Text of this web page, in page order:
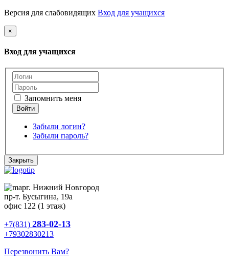
Версия для слабовидящих Вход для учащихся
×
Вход для учащихся
Запомнить меня
Забыли логин?
Забыли пароль?
Закрыть
г. Нижний Новгород
пр-т. Бусыгина, 19а
офис 122 (1 этаж)
+7(831) 283-02-13
+79302830213
Перезвонить Вам?